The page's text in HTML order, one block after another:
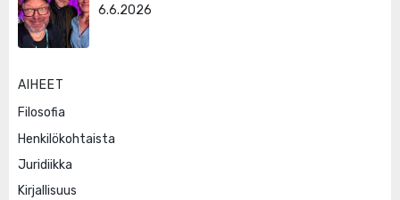
6.6.2026
AIHEET
Filosofia
Henkilökohtaista
Juridiikka
Kirjallisuus